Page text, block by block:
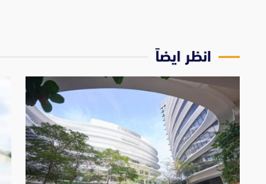
انظر ايضاً